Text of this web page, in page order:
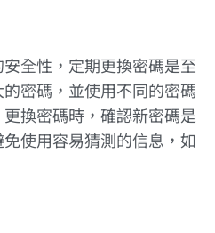
全性，定期更換密碼是至
密碼，並使用不同的密碼
換密碼時，確認新密碼是
使用容易猜測的信息，如